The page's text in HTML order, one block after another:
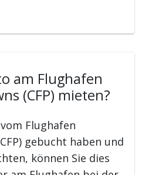
am Flughafen
(CFP) mieten?
Flughafen
gebucht haben und
können Sie dies